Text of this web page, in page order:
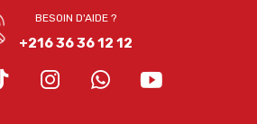
BESOIN D'AIDE ?
+216 36 36 12 12